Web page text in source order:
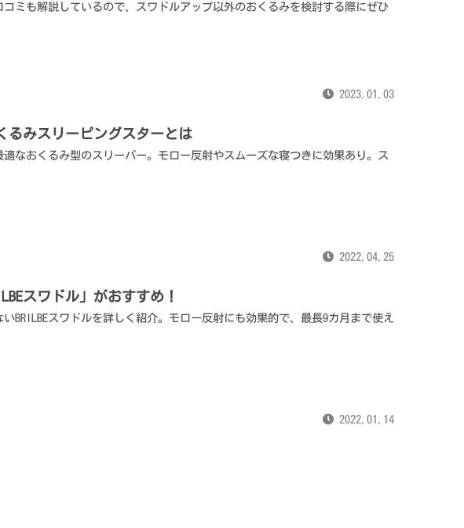
ミも解説しているので、スワドルアップ以外のおくるみを検討する際にぜひ
2023.01.03
るみスリーピングスターとは
なおくるみ型のスリーパー。モロー反射やスムーズな寝つきに効果あり。ス
2022.04.25
スワドル」がおすすめ！
BRILBEスワドルを詳しく紹介。モロー反射にも効果的で、最長9カ月まで使え
2022.01.14